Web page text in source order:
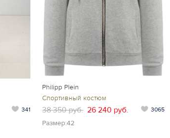
341
Philipp Plein
Спортивный костюм
38 350 руб. 26 240 руб. 3065
Размер:42